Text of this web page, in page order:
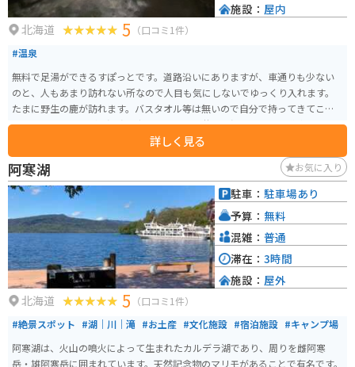
北海道 5 （口コミ1件）
#温泉
無料で足湯ができるすぽっとです。道路沿いにありますが、車通りも少ない
のと、人もあまり訪れない所なので人目も気にしないでゆっくり入れます。
たまに野生の鹿が訪れます。バスタオル等は無いので自分で持ってきてこな
いとならないですが、温度も少し熱めで体の芯から温まります。道東は夏で
も寒いくらいなので、ありがたいです。
詳しく見る
施設： 屋内
阿寒湖 お気に入り
北海道 5 （口コミ1件）
#絶景スポット #湖｜川｜滝 #お土産 #文化施設 #宿泊施設 #キャンプ場
阿寒湖は、火山の噴火によって生まれたカルデラ湖であり、周りを雌阿寒
岳・雄阿寒岳に囲まれています。天然記念物のマリモがあることで有名です。
駐車： 駐車場あり
予算： 無料
混雑： 普通
滞在： 3時間
施設： 屋外